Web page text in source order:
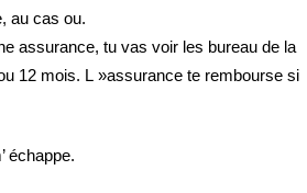
au cas ou.
assurance, tu vas voir les bureau de la
12 mois. L »assurance te rembourse si
échappe.